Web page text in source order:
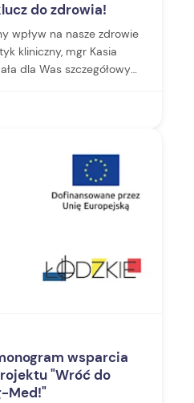
do zdrowia!
wpływ na nasze zdrowie
kliniczny, mgr Kasia
dla Was szczegółowy
lektury pierwszego
wsparcia
"Wróć do
Med!"